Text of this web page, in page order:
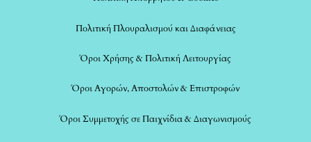
Πολιτική Πλουραλισμού και Διαφάνειας
Όροι Χρήσης & Πολιτική Λειτουργίας
Όροι Αγορών, Αποστολών & Επιστροφών
Όροι Συμμετοχής σε Παιχνίδια & Διαγωνισμούς